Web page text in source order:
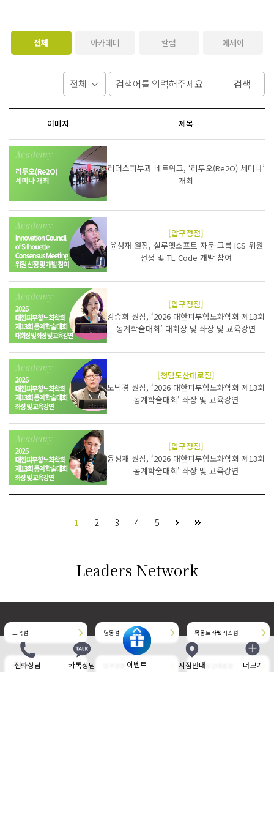
전체 아카데미 칼럼 에세이
검색
이미지 제목
리더스피부과 네트워크, ‘리투오(Re2O) 세미나’
개최
[압구정점]
윤성재 원장, 실루엣소프트 자문 그룹 ICS 위원
선정 및 TL Code 개발 참여
[압구정점]
강승희 원장, ‘2026 대한피부항노화학회 제13회
동계학술대회’ 대회장 및 좌장 및 교육강연
[청담도산대로점]
노낙경 원장, ‘2026 대한피부항노화학회 제13회
동계학술대회’ 좌장 및 교육강연
[압구정점]
윤성재 원장, ‘2026 대한피부항노화학회 제13회
동계학술대회’ 좌장 및 교육강연
1 2 3 4 5
Leaders Network
도곡점 명동점 목동트라팰리스점
목동현대점 청담도산대로점 닫기
전화상담 카톡상담 이벤트 지점안내 더보기